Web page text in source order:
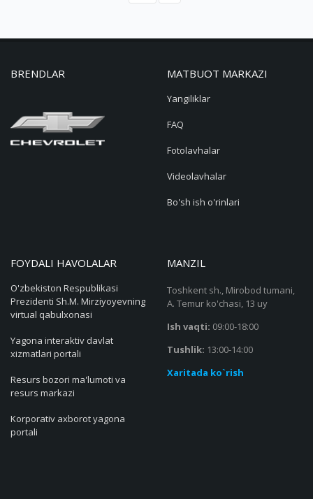
BRENDLAR MATBUOT MARKAZI
Yangiliklar
FAQ
Fotolavhalar
Videolavhalar
Bo'sh ish o'rinlari
FOYDALI HAVOLALAR
O'zbekiston Respublikasi
Prezidenti Sh.M. Mirziyoyevning
virtual qabulxonasi
Yagona interaktiv davlat
xizmatlari portali
Resurs bozori ma'lumoti va
resurs markazi
Korporativ axborot yagona
portali
MANZIL
Toshkent sh., Mirobod tumani,
A. Temur ko'chasi, 13 uy
Ish vaqti: 09:00-18:00
Tushlik: 13:00-14:00
Xaritada ko`rish